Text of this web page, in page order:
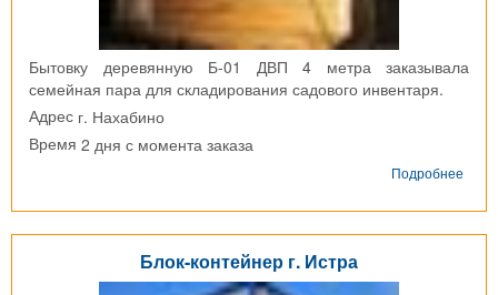
Бытовку деревянную Б-01 ДВП 4 метра заказывала
семейная пара для складирования садового инвентаря.
Адрес г. Нахабино
Время 2 дня с момента заказа
Подробнее
Блок-контейнер г. Истра